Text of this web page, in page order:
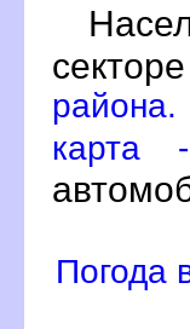
карта
Погода